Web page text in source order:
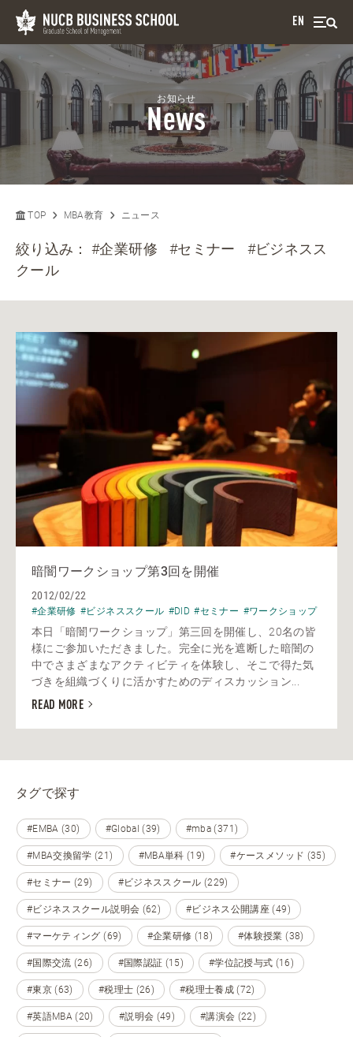
EN
お知らせ
News
TOP MBA教育 ニュース
絞り込み：#企業研修 #セミナー
#ビジネスス
クール
暗闇ワークショップ第3回を開催
2012/02/22
#企業研修 #ビジネススクール #DID #セミナー #ワークショップ
本日「暗闇ワークショップ」第三回を開催し、20名の皆
様にご参加いただきました。完全に光を遮断した暗闇の
中でさまざまなアクティビティを体験し、そこで得た気
づきを組織づくりに活かすためのディスカッション...
READ MORE
タグで探す
#EMBA (30) #Global (39) #mba (371)
#MBA交換留学 (21) #MBA単科 (19) #ケースメソッド (35)
#セミナー (29) #ビジネススクール (229)
#ビジネススクール説明会 (62) #ビジネス公開講座 (49)
#マーケティング (69) #企業研修 (18) #体験授業 (38)
#国際交流 (26) #国際認証 (15) #学位記授与式 (16)
#東京 (63) #税理士 (26) #税理士養成 (72)
#英語MBA (20) #説明会 (49) #講演会 (22)